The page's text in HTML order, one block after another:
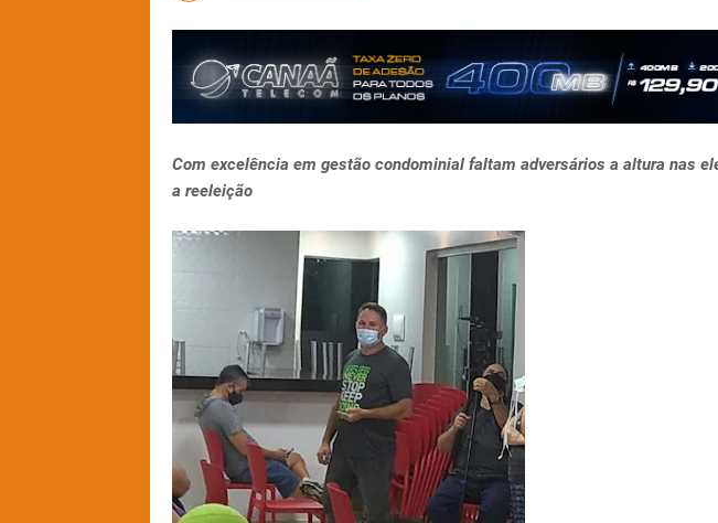
Com excelência em gestão condominial faltam adversários a altura nas
a reeleição